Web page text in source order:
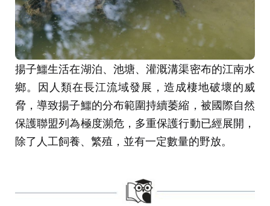
揚子鱷生活在湖泊、池塘、灌溉溝渠密布的江南水
鄉。因人類在長江流域發展，造成棲地破壞的威
脅，導致揚子鱷的分布範圍持續萎縮，被國際自然
保護聯盟列為極度瀕危，多重保護行動已經展開，
除了人工飼養、繁殖，並有一定數量的野放。